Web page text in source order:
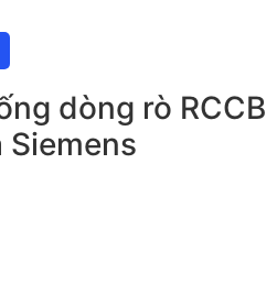
dòng rò RCCB
Siemens